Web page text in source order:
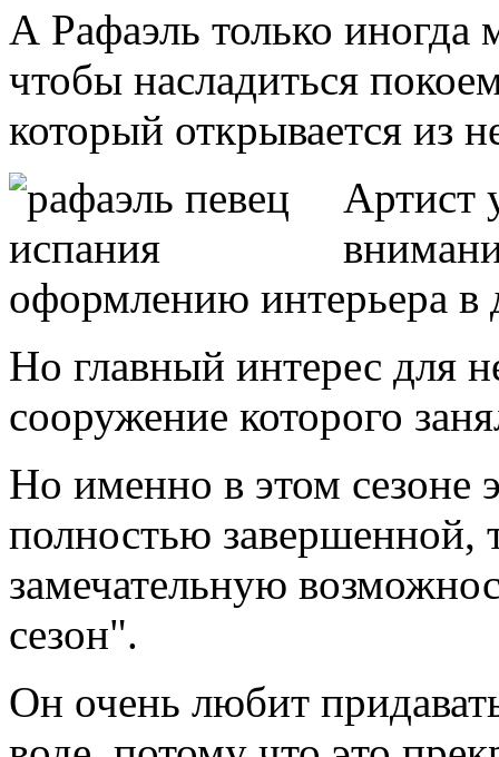
А Рафаэль только
чтобы насладиться
который открывается из
Артист
оформлению интерьера в
Но главный интерес для
сооружение которого
Но именно в этом сезоне
полностью завершенной,
замечательную
сезон".
Он очень любит